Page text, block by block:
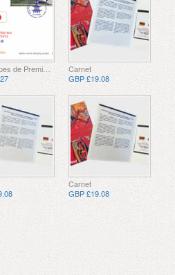
Carnet
GBP £19.08
Carnet
GBP £19.08